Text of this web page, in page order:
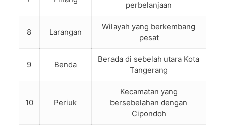
perbelanjaan
8 Larangan
Wilayah yang berkembang
pesat
9 Benda
Berada di sebelah utara Kota
Tangerang
10 Periuk
Kecamatan yang
bersebelahan dengan
Cipondoh